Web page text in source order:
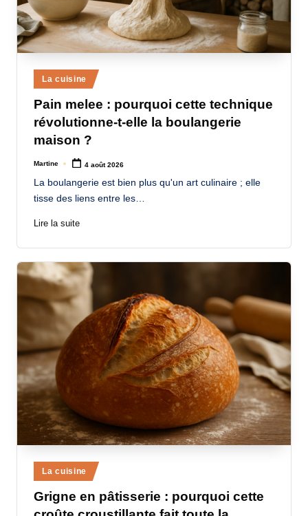
Posted
in
La cuisine
Pain melee : pourquoi cette technique
révolutionne-t-elle la boulangerie
maison ?
Posted
Martine 4 août 2026
La boulangerie est bien plus qu'un art culinaire ; elle
tisse des liens entre les…
Lire la suite
Posted
in
La cuisine
Grigne en pâtisserie : pourquoi cette